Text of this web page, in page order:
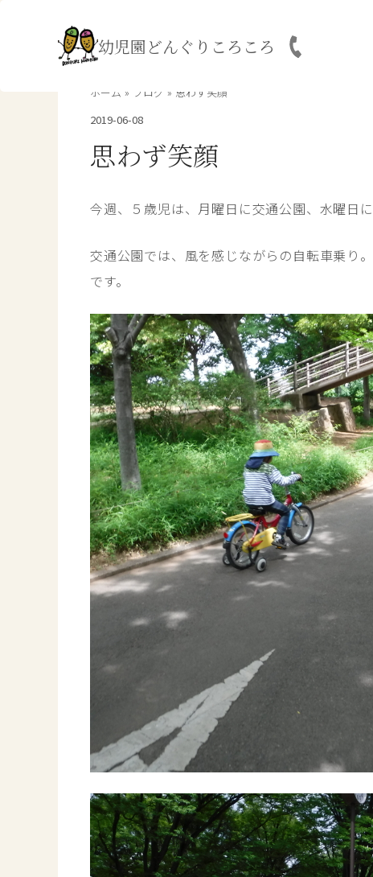
幼児園どんぐりころころ
ホーム ブログ
思わず笑顔
2019-06-08
思わず笑顔
今週、５歳児は、月曜日に交通公園、水曜日に
交通公園では、風を感じながらの自転車乗り。
です。